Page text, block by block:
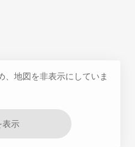
、地図を非表示にしていま
表示